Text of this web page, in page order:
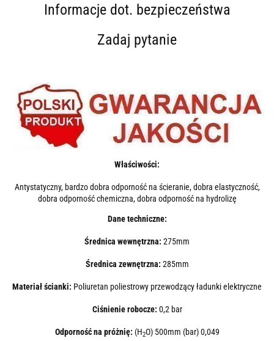
Informacje dot. bezpieczeństwa
Zadaj pytanie
Właściwości:
Antystatyczny, bardzo dobra odporność na ścieranie, dobra elastyczność,
dobra odporność chemiczna, dobra odporność na hydrolizę
Dane techniczne:
Średnica wewnętrzna: 275mm
Średnica zewnętrzna: 285mm
Materiał ścianki: Poliuretan poliestrowy przewodzący ładunki elektryczne
Ciśnienie robocze: 0,2 bar
Odporność na próżnię: (H2O) 500mm (bar) 0,049